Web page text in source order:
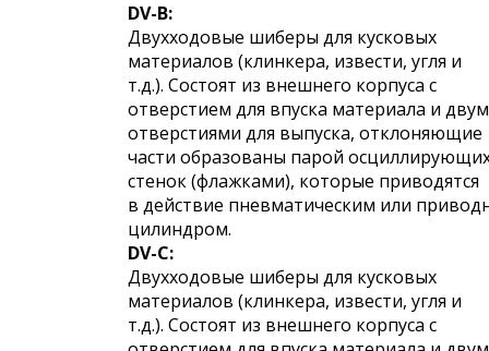
DV-B:
Двухходовые шиберы для кусковых
материалов (клинкера, извести, угля и
т.д.). Состоят из внешнего корпуса с
отверстием для впуска материала и
отверстиями для выпуска, отклоняющие
части образованы парой
стенок (флажками), которые приводятся
в действие пневматическим или
цилиндром.
DV-С:
Двухходовые шиберы для кусковых
материалов (клинкера, извести, угля и
т.д.). Состоят из внешнего корпуса с